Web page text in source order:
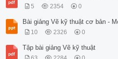
5 2354 0
Bài giảng Vẽ kỹ thuật cơ bản -
10 2326 0
Tập bài giảng Vẽ kỹ thuật